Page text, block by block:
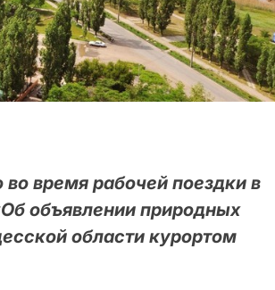
время рабочей поездки в
объявлении природных
области курортом